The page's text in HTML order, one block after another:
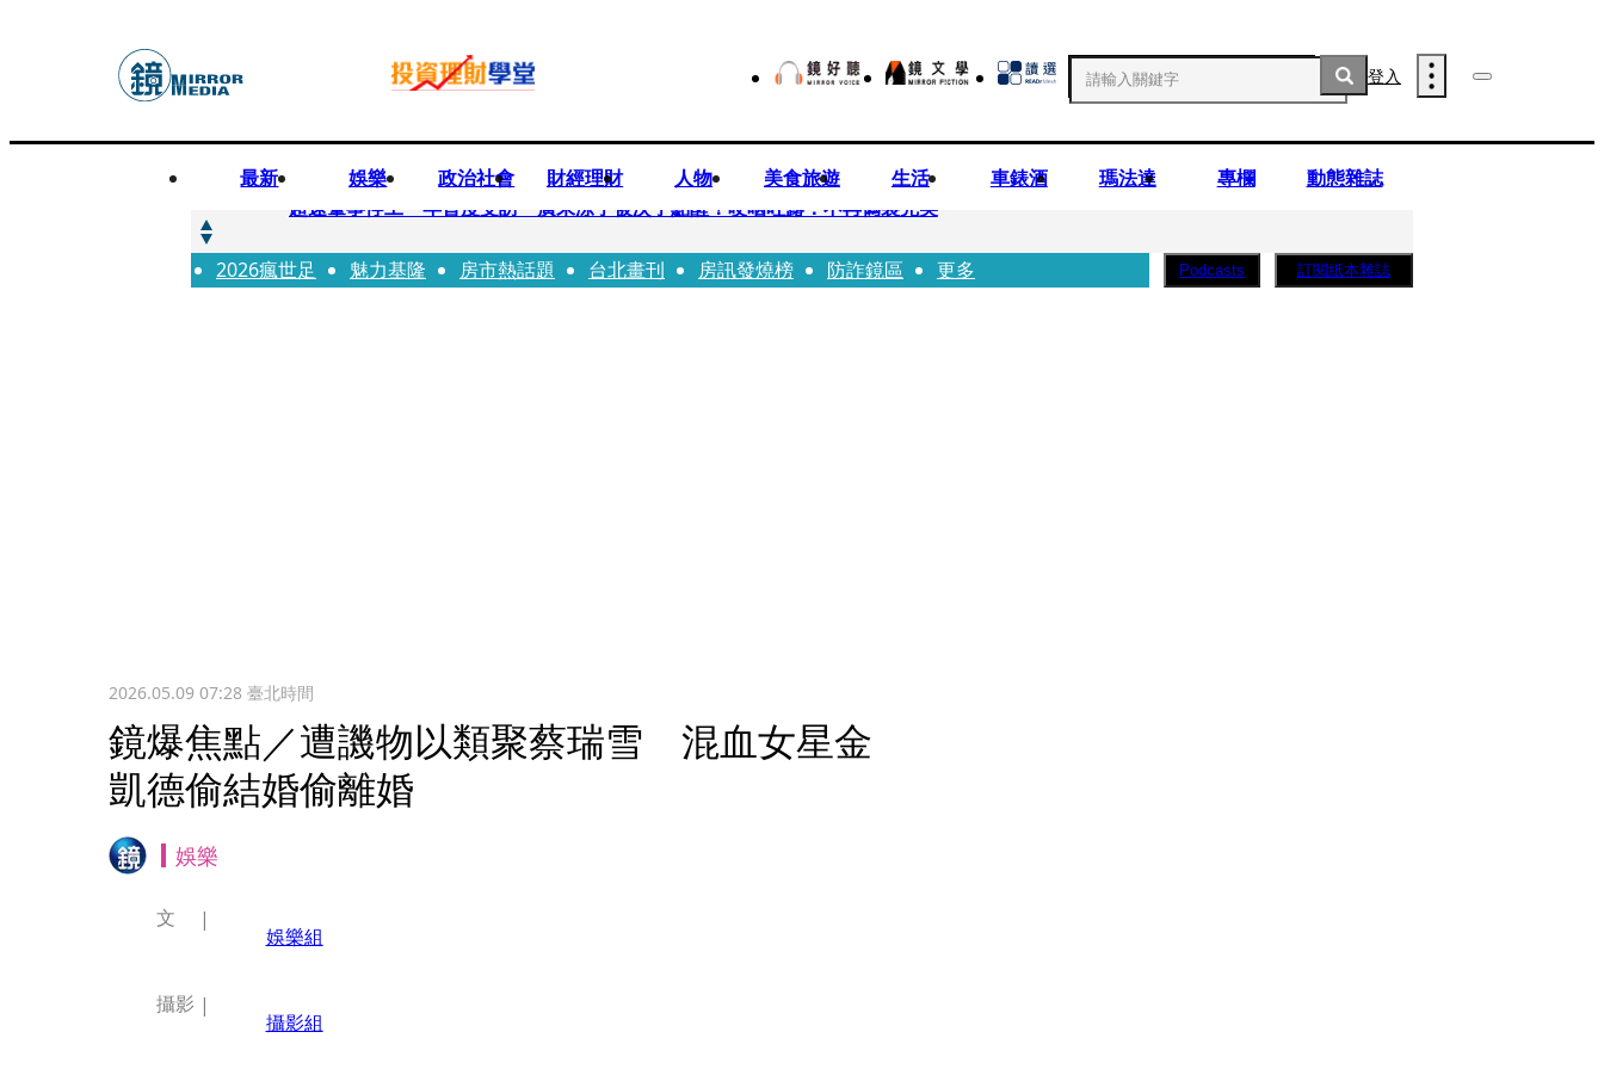
登入
最新 娛樂 政治社會 財經理財 人物 美食旅遊 生活 車錶酒 瑪法達 專欄 動態雜誌
快訊
超速肇事停工一年首度受訪 廣末涼子被次子點醒！哽咽吐露：不再偽裝完美
快訊
暗黑界轉戰科技圈！前AV女優當工程師 接單「網站製作」
2026瘋世足 魅力基隆 房市熱話題 台北畫刊 房訊發燒榜 防詐鏡區 更多 Podcasts 訂閱紙本雜誌
2026.05.09 07:28臺北時間
鏡爆焦點／遭譏物以類聚蔡瑞雪 混血女星金
凱德偷結婚偷離婚
娛樂
文
娛樂組
攝影
攝影組